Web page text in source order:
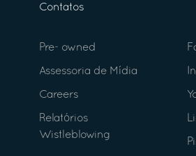
Contatos
Pre- owned
Assessoria de Mídia
Careers
Relatórios
Wistleblowing